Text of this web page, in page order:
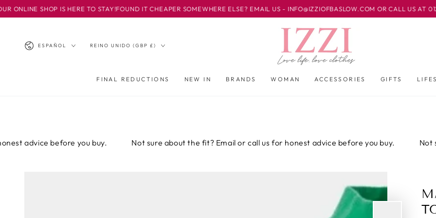
IR AL
CONTENIDO
IS HERE TO STAY!FOUND IT CHEAPER SOMEWHERE ELSE? EMAIL US - INFO@IZZIOFBASLOW.COM OR CALL US AT 01246
IdiomaESPAÑOL País/región
REINO UNIDO (GBP £)
FINAL REDUCTIONS NEW IN BRANDS WOMAN ACCESSORIES GIFTS
before you buy. Not sure about the fit? Email or call us for honest advice before you buy. Not sure